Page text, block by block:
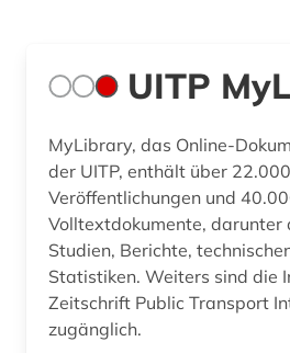
UITP
MyLibrary, das Online-
der UITP, enthält über 22.000
Veröffentlichungen und
Volltextdokumente, darunter
Studien, Berichte,
Statistiken. Weiters sind die
Zeitschrift Public Transport
zugänglich.